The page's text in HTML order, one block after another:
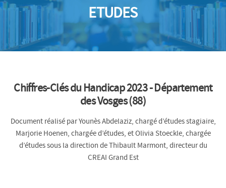
ETUDES
Chiffres-Clés du Handicap 2023 - Département
des Vosges (88)
Document réalisé par Younès Abdelaziz, chargé d’études stagiaire,
Marjorie Hoenen, chargée d’études, et Olivia Stoeckle, chargée
d’études sous la direction de Thibault Marmont, directeur du
CREAI Grand Est